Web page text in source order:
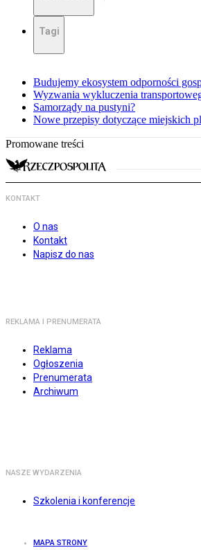
Tagi
Budujemy ekosystem odporności
Wyzwania wykluczenia
Samorządy na pustyni?
Nowe przepisy dotyczące miejskich
Promowane treści
KONTAKT
O nas
Kontakt
Napisz do nas
REKLAMA I PRENUMERATA
Reklama
Ogłoszenia
Prenumerata
Archiwum
NASZE WYDARZENIA
Szkolenia i konferencje
MAPA STRONY